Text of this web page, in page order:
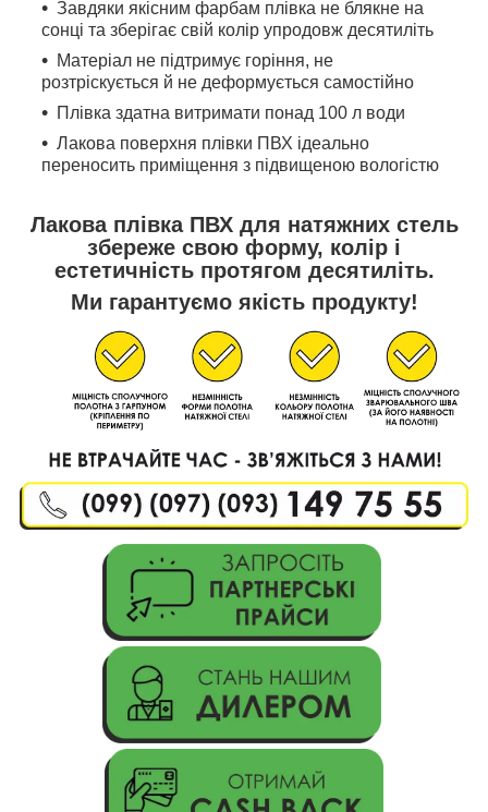
Завдяки якісним фарбам плівка не блякне на
сонці та зберігає свій колір упродовж десятиліть
Матеріал не підтримує горіння, не
розтріскується й не деформується самостійно
Плівка здатна витримати понад 100 л води
Лакова поверхня плівки ПВХ ідеально
переносить приміщення з підвищеною вологістю
Лакова плівка ПВХ для натяжних стель
збереже свою форму, колір і
естетичність протягом десятиліть.
Ми гарантуємо якість продукту!